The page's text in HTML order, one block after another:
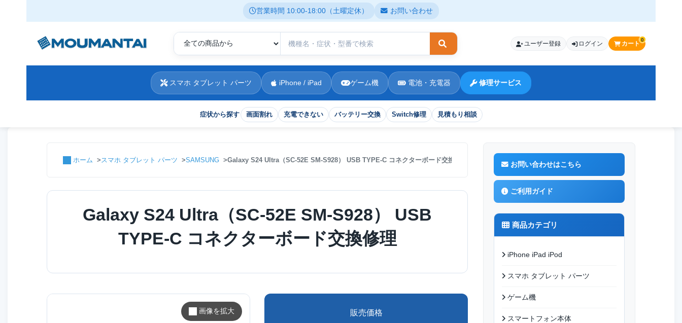
営業時間 10:00-18:00（土曜定休） お問い合わせ
検索
症状から探す 画面割れ 充電できない バッテリー交換 Switch修理 見積もり相談
ユーザー登録 ログイン カート
0
スマホ タブレット パーツ iPhone / iPad ゲーム機 電池・充電器 修理サービス
ホーム スマホ タブレット パーツ SAMSUNG Galaxy S24 Ultra（SC-52E SM-S928） USB TYPE-C コネクターボード交換修理
Galaxy S24 Ultra（SC-52E SM-S928） USB
TYPE-C コネクターボード交換修理
画像を拡大 販売価格
お問い合わせはこちら
ご利用ガイド
商品カテゴリ
iPhone iPad iPod
スマホ タブレット パーツ
ゲーム機
スマートフォン本体